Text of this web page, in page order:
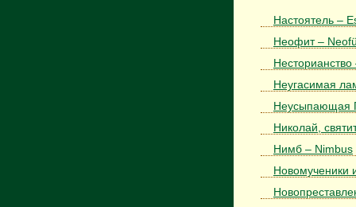
Настоятель –
Неофит –
Неугасимая
Неусыпающая
Николай,
Нимб – Nimbus
Новомученики